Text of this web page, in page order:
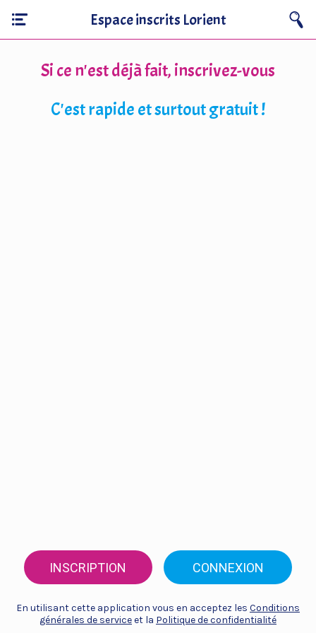
Espace inscrits Lorient
Si ce n'est déjà fait, inscrivez-vous
C'est rapide et surtout gratuit !
INSCRIPTION CONNEXION
En utilisant cette application vous en acceptez les Conditions
générales de serviceet la Politique de confidentialité